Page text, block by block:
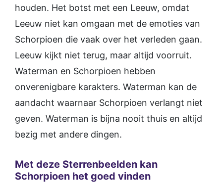
houden. Het botst met een Leeuw, omdat
Leeuw niet kan omgaan met de emoties van
Schorpioen die vaak over het verleden gaan.
Leeuw kijkt niet terug, maar altijd voorruit.
Waterman en Schorpioen hebben
onverenigbare karakters. Waterman kan de
aandacht waarnaar Schorpioen verlangt niet
geven. Waterman is bijna nooit thuis en altijd
bezig met andere dingen.
Met deze Sterrenbeelden kan
Schorpioen het goed vinden